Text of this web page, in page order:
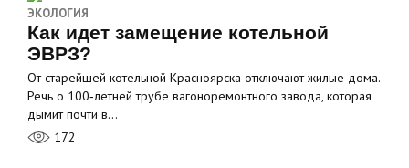
ЭКОЛОГИЯ
Как идет замещение котельной
ЭВРЗ?
От старейшей котельной Красноярска отключают жилые дома.
Речь о 100‑летней трубе вагоноремонтного завода, которая
дымит почти в…
172